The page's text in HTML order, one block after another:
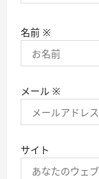
名前 ※
メール ※
サイト